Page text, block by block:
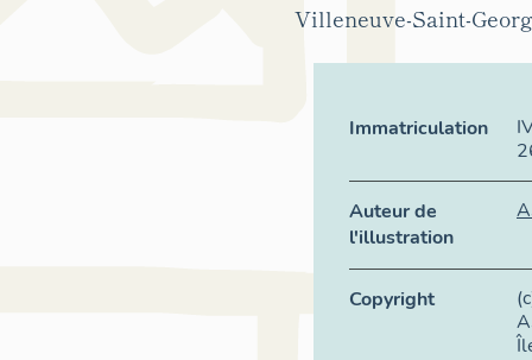
Villeneuve-Saint-
Immatriculation
Auteur de
l'illustration
Copyright